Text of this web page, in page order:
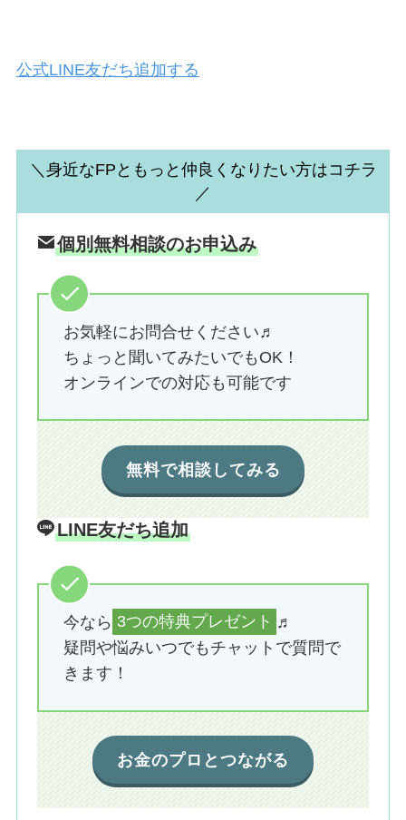
公式LINE友だち追加する
＼身近なFPともっと仲良くなりたい方はコチラ
／
個別無料相談のお申込み
お気軽にお問合せください♬
ちょっと聞いてみたいでもOK！
オンラインでの対応も可能です
無料で相談してみる
LINE友だち追加
今なら 3つの特典プレゼント ♬
疑問や悩みいつでもチャットで質問で
きます！
お金のプロとつながる